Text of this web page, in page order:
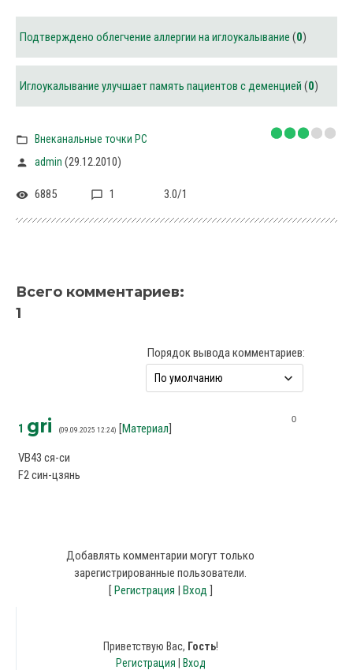
Подтверждено облегчение аллергии на иглоукалывание (0)
Иглоукалывание улучшает память пациентов с деменцией (0)
Внеканальные точки PC
admin (29.12.2010)
6885 1 3.0/1
Всего комментариев:
1
Порядок вывода комментариев:
0
1 gri (09.09.2025 12:24) [Материал]
VB43 ся-си
F2 син-цзянь
Добавлять комментарии могут только
зарегистрированные пользователи.
[Регистрация | Вход ]
Приветствую Вас, Гость!
Регистрация
Вход